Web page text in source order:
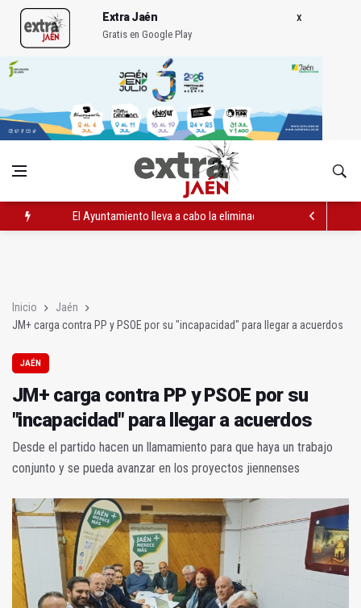
Extra Jaén
Gratis en Google Play
El Ayuntamiento lleva a cabo la eliminación de grafitis en el
La Guardia Civil reforzará la seguridad el 12 de agosto por el
Inicio
Jaén
JM+ carga contra PP y PSOE por su "incapacidad" para llegar a acuerdos
JAÉN
JM+ carga contra PP y PSOE por su
"incapacidad" para llegar a acuerdos
Desde el partido hacen un llamamiento para que haya un trabajo
conjunto y se pueda avanzar en los proyectos jiennenses